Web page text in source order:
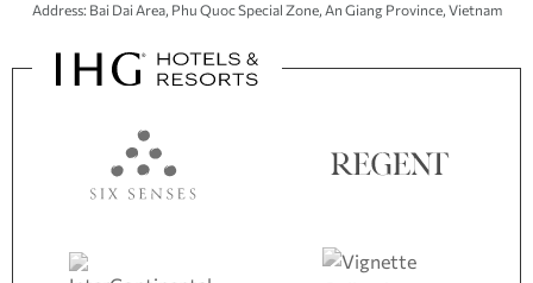
Address: Bai Dai Area, Phu Quoc Special Zone, An Giang Province, Vietnam